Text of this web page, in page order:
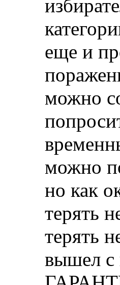
еще и
можно
можно
но как
терять
терять
вышел с